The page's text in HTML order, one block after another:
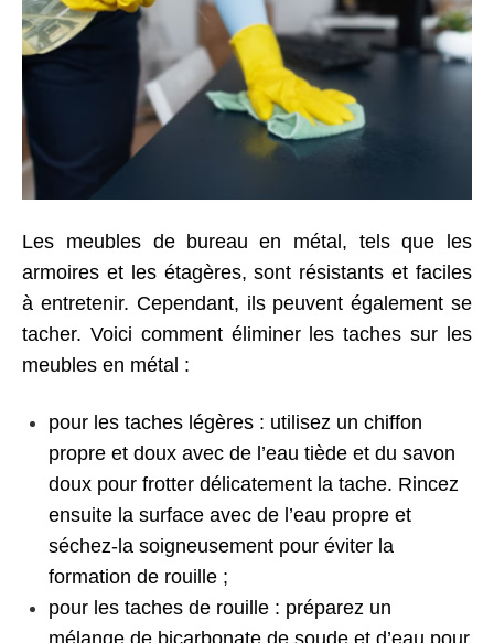
Les meubles de bureau en métal, tels que les
armoires et les étagères, sont résistants et faciles
à entretenir. Cependant, ils peuvent également se
tacher. Voici comment éliminer les taches sur les
meubles en métal :
pour les taches légères : utilisez un chiffon
propre et doux avec de l’eau tiède et du savon
doux pour frotter délicatement la tache. Rincez
ensuite la surface avec de l’eau propre et
séchez-la soigneusement pour éviter la
formation de rouille ;
pour les taches de rouille : préparez un